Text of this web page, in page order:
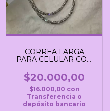
CORREA LARGA
PARA CELULAR CON
$20.000,00
$16.000,00 con
Transferencia o
depósito bancario